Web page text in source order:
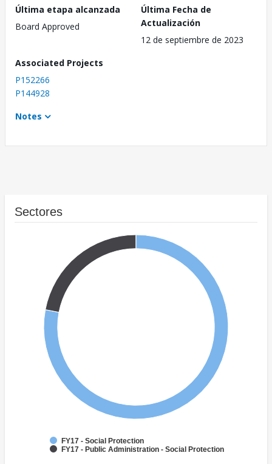
Última etapa alcanzada
Board Approved
Última Fecha de
Actualización
12 de septiembre de 2023
Associated Projects
P152266
P144928
Notes
Sectores
FY17 - Social Protection
FY17 - Public Administration - Social Protection